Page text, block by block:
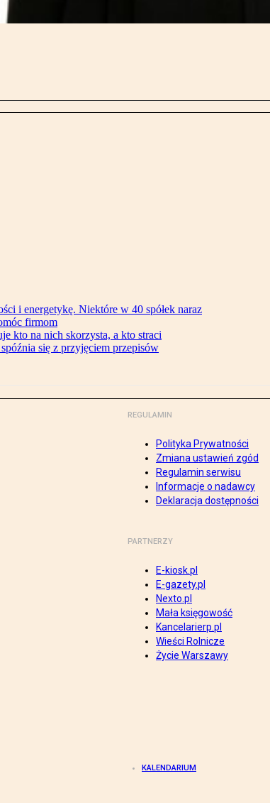
i energetykę. Niektóre w 40 spółek naraz
firmom
kto na nich skorzysta, a kto straci
się z przyjęciem przepisów
REGULAMIN
Polityka Prywatności
Zmiana ustawień zgód
Regulamin serwisu
Informacje o nadawcy
Deklaracja dostępności
PARTNERZY
E-kiosk.pl
E-gazety.pl
Nexto.pl
Mała księgowość
Kancelarierp.pl
Wieści Rolnicze
Życie Warszawy
KALENDARIUM